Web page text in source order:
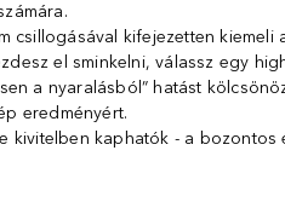
csillogásával kifejezetten
el sminkelni, válassz egy
a nyaralásból” hatást
eredményért.
kivitelben kaphatók - a